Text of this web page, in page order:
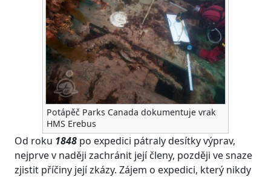
Potápěč Parks Canada dokumentuje vrak
HMS Erebus
Od roku 1848 po expedici pátraly desítky výprav,
nejprve v naději zachránit její členy, později ve snaze
zjistit příčiny její zkázy. Zájem o expedici, který nikdy